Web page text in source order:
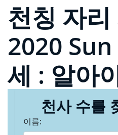
천칭 자
2020
세 : 알아
천사 수를
이름: